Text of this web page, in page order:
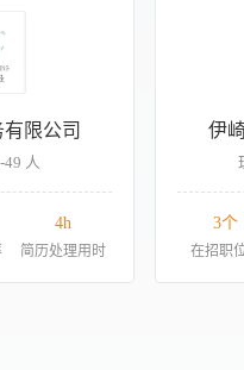
限公司
49 人
4h
简历处理用时
伊
3个
在招职